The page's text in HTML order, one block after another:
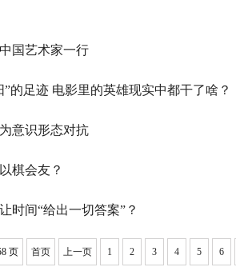
国艺术家一行
”的足迹 电影里的英雄现实中都干了啥？
意识形态对抗
棋会友？
时间“给出一切答案”？
页 首页 上一页 1 2 3 4 5 6